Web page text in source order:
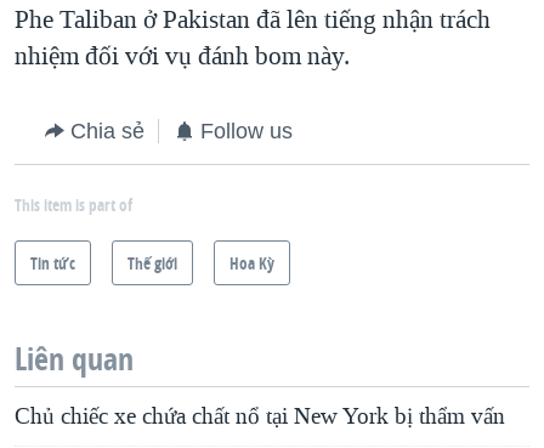
Phe Taliban ở Pakistan đã lên tiếng nhận trách
nhiệm đối với vụ đánh bom này.
Chia sẻ Follow us
This item is part of
Tin tức Thế giới Hoa Kỳ
Liên quan
Chủ chiếc xe chứa chất nổ tại New York bị thẩm vấn